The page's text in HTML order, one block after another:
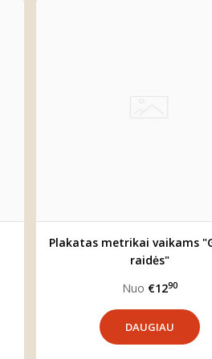
Plakatas metrikai vaikams
raidės"
Nuo €1290
DAUGIAU